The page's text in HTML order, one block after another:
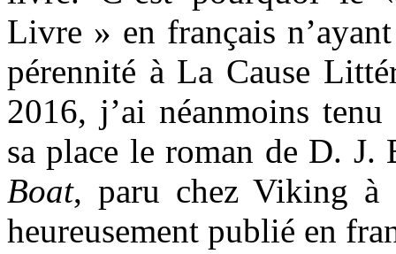
Livre » en français
pérennité à La Cause
2016, j’ai néanmoins
sa place le roman de D.
Boat, paru chez Viking à
heureusement publié en